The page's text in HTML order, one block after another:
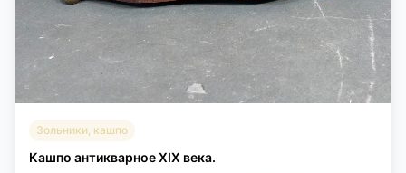
Зольники, кашпо
Кашпо антикварное XIX века.